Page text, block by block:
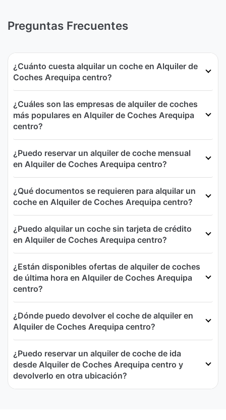
Preguntas Frecuentes
¿Cuánto cuesta alquilar un coche en Alquiler de
Coches Arequipa centro?
¿Cuáles son las empresas de alquiler de coches
más populares en Alquiler de Coches Arequipa
centro?
¿Puedo reservar un alquiler de coche mensual
en Alquiler de Coches Arequipa centro?
¿Qué documentos se requieren para alquilar un
coche en Alquiler de Coches Arequipa centro?
¿Puedo alquilar un coche sin tarjeta de crédito
en Alquiler de Coches Arequipa centro?
¿Están disponibles ofertas de alquiler de coches
de última hora en Alquiler de Coches Arequipa
centro?
¿Dónde puedo devolver el coche de alquiler en
Alquiler de Coches Arequipa centro?
¿Puedo reservar un alquiler de coche de ida
desde Alquiler de Coches Arequipa centro y
devolverlo en otra ubicación?